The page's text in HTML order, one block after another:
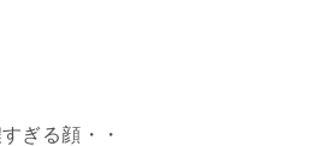
ぎる顔・・